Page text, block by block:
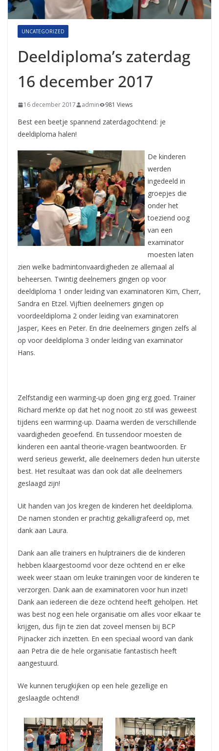
UNCATEGORIZED
Deeldiploma’s zaterdag
16 december 2017
16 december 2017 admin 981 Views
Best een beetje spannend zaterdagochtend: je
deeldiploma halen!
De kinderen
werden
ingedeeld in
groepjes die
onder het
toeziend oog
van een
examinator
moesten laten
zien welke badmintonvaardigheden ze allemaal al
beheersen. Twintig deelnemers gingen op voor
deeldiploma 1 onder leiding van examinatoren Kim, Cherr,
Sandra en Etzel. Vijftien deelnemers gingen op
voordeeldiploma 2 onder leiding van examinatoren
Jasper, Kees en Peter. En drie deelnemers gingen zelfs al
op voor deeldiploma 3 onder leiding van examinator
Hans.
Zelfstandig een warming-up doen ging erg goed. Trainer
Richard merkte op dat het nog nooit zo stil was geweest
tijdens een warming-up. Daarna werden de verschillende
vaardigheden geoefend. En tussendoor moesten de
kinderen een aantal theorie-vragen beantwoorden. Er
werd serieus gewerkt, alle deelnemers deden hun uiterste
best. Het resultaat was dan ook dat alle deelnemers
geslaagd zijn!
Uit handen van Jos kregen de kinderen het deeldiploma.
De namen stonden er prachtig gekalligrafeerd op, met
dank aan Laura.
Dank aan alle trainers en hulptrainers die de kinderen
hebben klaargestoomd voor deze ochtend en er elke
week weer staan om leuke trainingen voor de kinderen te
verzorgen. Dank aan de examinatoren voor hun inzet!
Dank aan iedereen die deze ochtend heeft geholpen. Het
was best nog een hele organisatie om alles voor elkaar te
krijgen, dus fijn te zien dat zoveel mensen bij BCP
Pijnacker zich inzetten. En een speciaal woord van dank
aan Petra die de hele organisatie fantastisch heeft
aangestuurd.
We kunnen terugkijken op een hele gezellige en
geslaagde ochtend!